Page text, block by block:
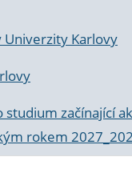
Univerzity Karlovy
studium začínající
rokem